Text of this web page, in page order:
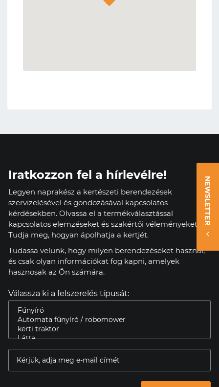
NEWSLETTER
Iratkozzon fel a hírlevélre!
Legyen naprakész a kertészeti berendezések
szervizelésével és gondozásával kapcsolatos
kérdésekben. Olvassa el a termékválasztással
kapcsolatos elemzéseket és szakértői véleményeket.
Tudja meg, hogyan ápolhatja a kertjét.
Tudassa velünk, hogy milyen berendezéseket használ,
és csak olyan információkat fog kapni, amelyek
hasznosak az Ön számára.
Válassza ki a felszerelés típusát: